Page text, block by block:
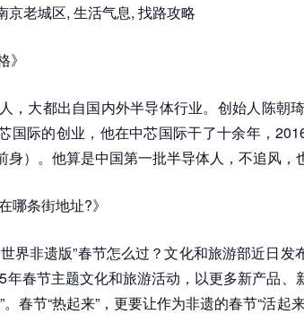
京老城区, 生活气息, 找路攻略
》
，大都出自国内外半导体行业。创始人陈朝
国际的创业，他在中芯国际干了十余年，
）。他算是中国第一批半导体人，不追风，
哪条街地址?》
界非遗版”春节怎么过？文化和旅游部近日发
年春节主题文化和旅游活动，以更多新产品、
春节“热起来”，更要让作为非遗的春节“活起